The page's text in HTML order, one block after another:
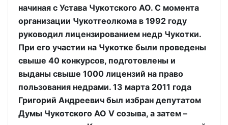
начиная с Устава Чукотского АО. С момента
организации Чукотгеолкома в 1992 году
руководил лицензированием недр Чукотки.
При его участии на Чукотке были проведены
свыше 40 конкурсов, подготовлены и
выданы свыше 1000 лицензий на право
пользования недрами. 13 марта 2011 года
Григорий Андреевич был избран депутатом
Думы Чукотского АО V созыва, а затем –